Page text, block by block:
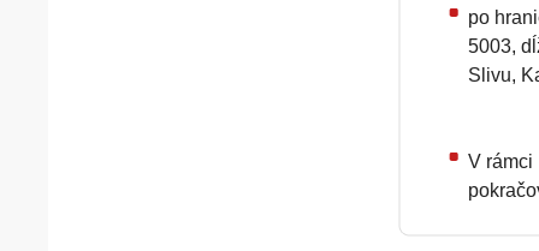
po
5003,
Slivu,
V rámci